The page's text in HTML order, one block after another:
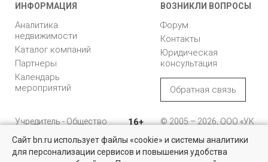
Недвижимость для бизнеса
ИНФОРМАЦИЯ
Аналитика
недвижимости
Каталог компаний
Партнеры
Календарь
мероприятий
ВОЗНИКЛИ ВОПРОСЫ
Форум
Контакты
Юридическая
консультация
Обратная связь
Учредитель - Общество
ответственностью
"Управляющая
компания "Бюллетень
16+
© 2005 – 2026, ООО «УК
196105, Санкт-
Петербург, пр. Юрия
Сайт bn.ru использует файлы «cookie» и системы аналитики
для персонализации сервисов и повышения удобства